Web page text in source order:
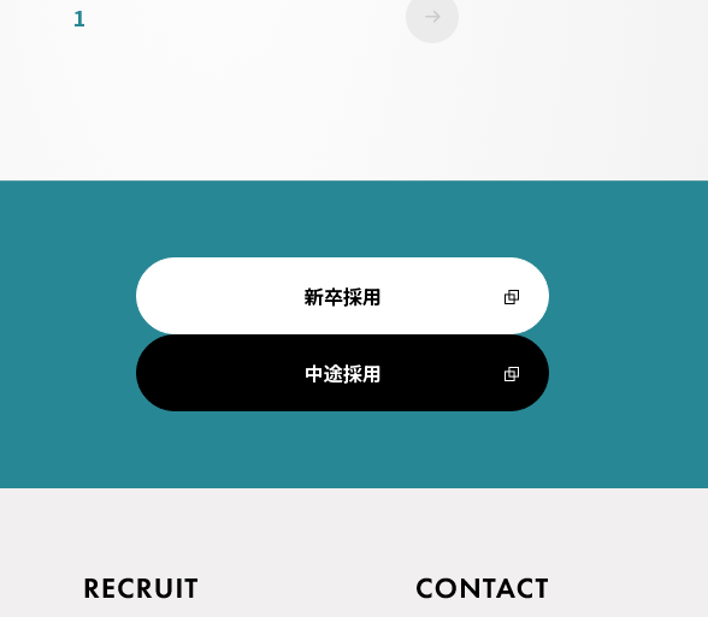
1
新卒採用
中途採用